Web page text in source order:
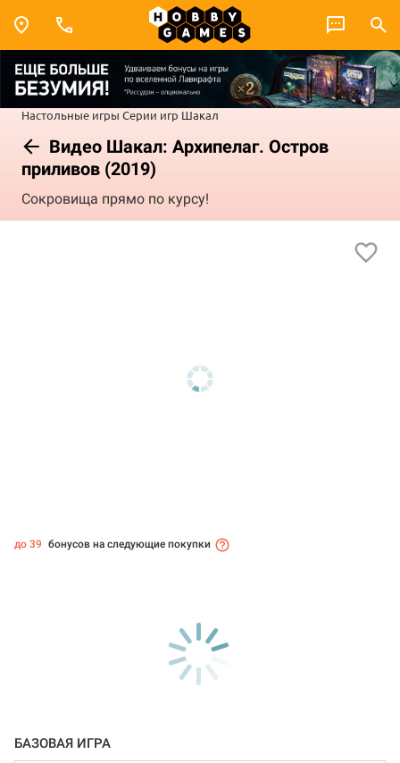
Настольные игры Серии игр Шакал
Видео Шакал: Архипелаг. Остров
приливов (2019)
Сокровища прямо по курсу!
до 39 бонусов на следующие покупки
БАЗОВАЯ ИГРА